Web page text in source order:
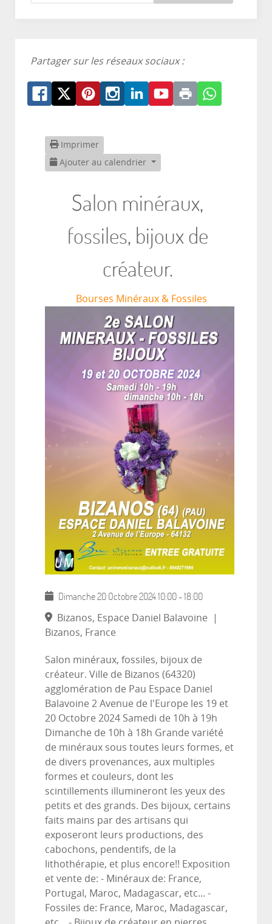
Partager sur les réseaux sociaux :
Imprimer
Ajouter au calendrier
Salon minéraux,
fossiles, bijoux de
créateur.
Bourses Minéraux & Fossiles
Dimanche 20 Octobre 202410:00 -18:00
Bizanos, Espace Daniel Balavoine
|
Bizanos, France
Salon minéraux, fossiles, bijoux de
créateur. Ville de Bizanos (64320)
agglomération de Pau Espace Daniel
Balavoine 2 Avenue de l'Europe les 19 et
20 Octobre 2024 Samedi de 10h à 19h
Dimanche de 10h à 18h Grande variété
de minéraux sous toutes leurs formes, et
de divers provenances, aux multiples
formes et couleurs, dont les
scintillements illumineront les yeux des
petits et des grands. Des bijoux, certains
faits mains par des artisans qui
exposeront leurs productions, des
cabochons, pendentifs, de la
lithothérapie, et plus encore!! Exposition
et vente de: - Minéraux de: France,
Portugal, Maroc, Madagascar, etc... -
Fossiles de: France, Maroc, Madagascar,